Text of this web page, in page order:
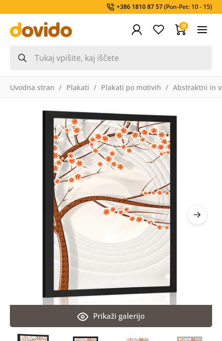
+386 1810 87 57(Pon-Pet: 10 - 15)
0
Uvodna stran Plakati Plakati po motivih Abstraktni in
Prikaži galerijo